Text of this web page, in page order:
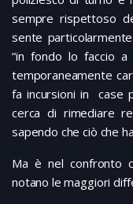
sempre rispettoso
sente
“in fondo lo faccio
temporaneamente
fa incursioni in case
cerca di rimediare
sapendo che ciò che
Ma è nel confronto
notano le maggiori